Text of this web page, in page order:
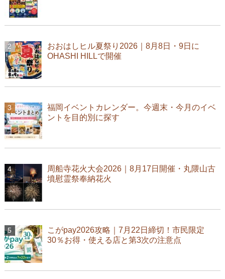
おおはしヒル夏祭り2026｜8月8日・9日に
OHASHI HILLで開催
福岡イベントカレンダー。今週末・今月のイベ
ントを目的別に探す
周船寺花火大会2026｜8月17日開催・丸隈山古
墳慰霊祭奉納花火
こがpay2026攻略｜7月22日締切！市民限定
30％お得・使える店と第3次の注意点